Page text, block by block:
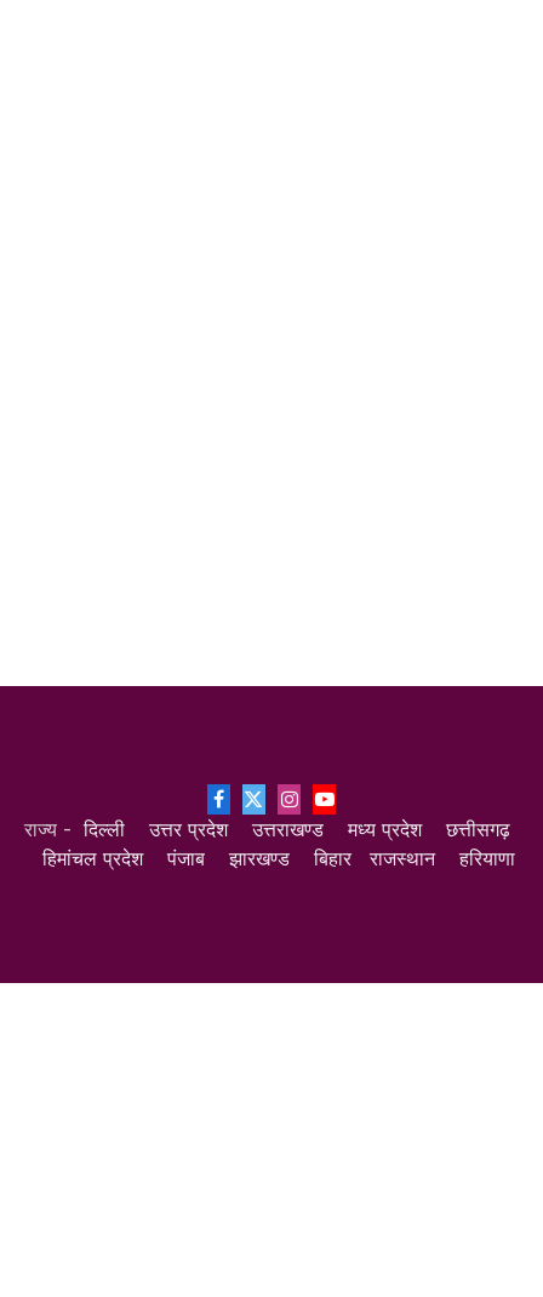
Facebook
X
(Twitter)
InstagramYouTube
राज्य -दिल्ली उत्तर प्रदेश उत्तराखण्ड मध्य प्रदेश
छत्तीसगढ़
हिमांचल प्रदेश
पंजाब झारखण्ड बिहार राजस्थान हरियाणा